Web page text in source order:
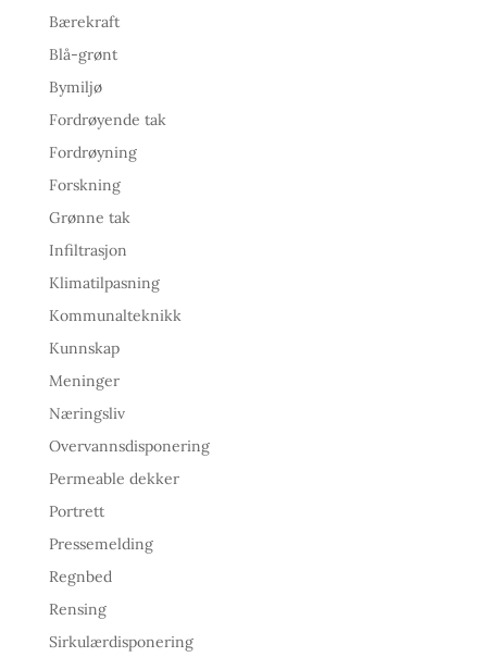
Bærekraft
Blå-grønt
Bymiljø
Fordrøyende tak
Fordrøyning
Forskning
Grønne tak
Infiltrasjon
Klimatilpasning
Kommunalteknikk
Kunnskap
Meninger
Næringsliv
Overvannsdisponering
Permeable dekker
Portrett
Pressemelding
Regnbed
Rensing
Sirkulærdisponering